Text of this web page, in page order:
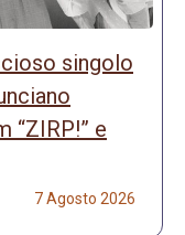
singolo
“ZIRP!” e
7 Agosto 2026